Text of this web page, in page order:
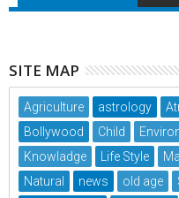
SITE MAP
Agriculture astrology
Bollywood
Child
Knowladge
Life Style
Natural
news old age